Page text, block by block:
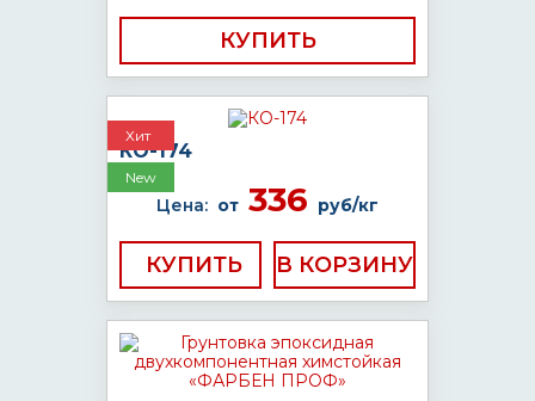
КУПИТЬ
Хит
New
КО-174
Цена: от 336 руб/кг
КУПИТЬ